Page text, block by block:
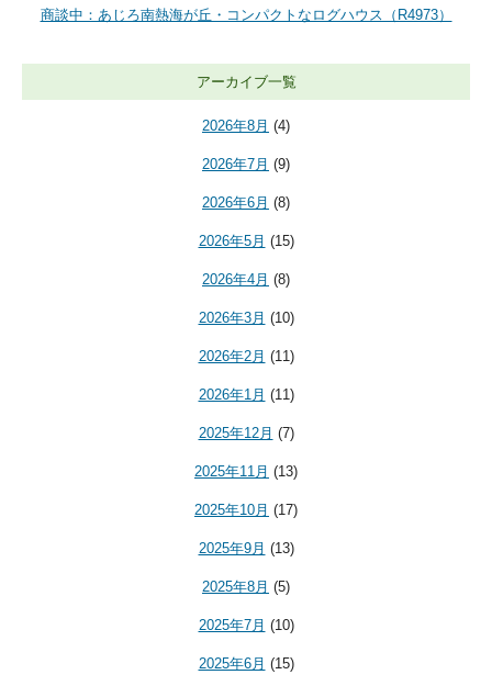
商談中：あじろ南熱海が丘・コンパクトなログハウス（R4973）
アーカイブ一覧
2026年8月 (4)
2026年7月 (9)
2026年6月 (8)
2026年5月 (15)
2026年4月 (8)
2026年3月 (10)
2026年2月 (11)
2026年1月 (11)
2025年12月 (7)
2025年11月 (13)
2025年10月 (17)
2025年9月 (13)
2025年8月 (5)
2025年7月 (10)
2025年6月 (15)